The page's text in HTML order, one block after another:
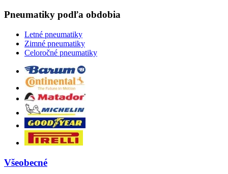
Pneumatiky podľa obdobia
Letné pneumatiky
Zimné pneumatiky
Celoročné pneumatiky
Všeobecné